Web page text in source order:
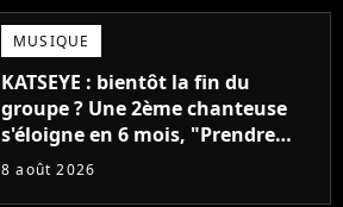
MUSIQUE
KATSEYE : bientôt la fin du
groupe ? Une 2ème chanteuse
s'éloigne en 6 mois, "Prendre
cette décision n’a pas été facile"
8 août 2026